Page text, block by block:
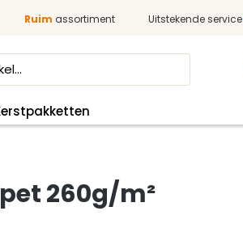
Ruim assortiment Uitstekende service
260g/m²